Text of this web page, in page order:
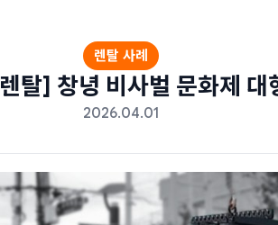
렌탈 사례
탈] 창녕 비사벌 문화제 대
2026.04.01